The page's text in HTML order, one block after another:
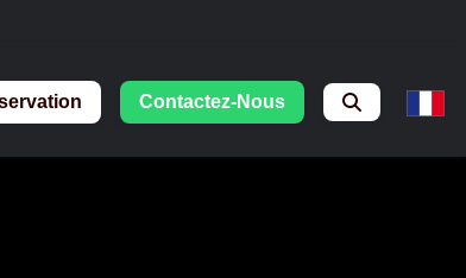
Contactez-Nous